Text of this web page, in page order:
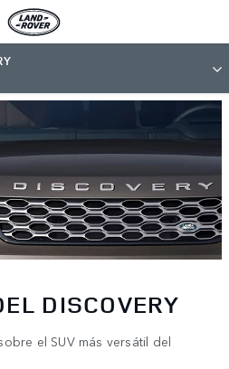
DISCOVERY
el SUV más versátil del